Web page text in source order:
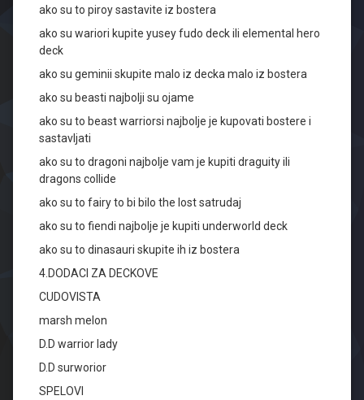
ako su to piroy sastavite iz bostera
ako su wariori kupite yusey fudo deck ili elemental hero
deck
ako su geminii skupite malo iz decka malo iz bostera
ako su beasti najbolji su ojame
ako su to beast warriorsi najbolje je kupovati bostere i
sastavljati
ako su to dragoni najbolje vam je kupiti draguity ili
dragons collide
ako su to fairy to bi bilo the lost satrudaj
ako su to fiendi najbolje je kupiti underworld deck
ako su to dinasauri skupite ih iz bostera
4.DODACI ZA DECKOVE
CUDOVISTA
marsh melon
D.D warrior lady
D.D surworior
SPELOVI